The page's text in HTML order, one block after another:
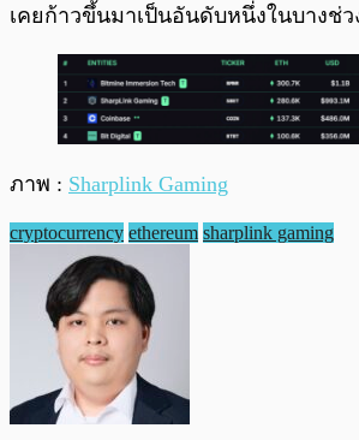
เคยก้าวขึ้นมาเป็นอันดับหนึ่งในบางช่
ภาพ : Sharplink Gaming
cryptocurrency ethereum sharplink gaming